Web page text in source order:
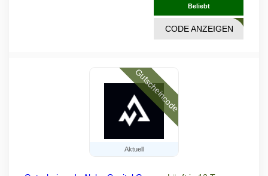
Beliebt
DKMA
CODE ANZEIGEN
Aktuell
Gutscheincode